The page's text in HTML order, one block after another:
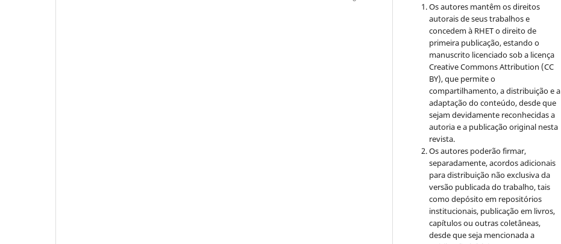
Os autores mantêm os direitos
autorais de seus trabalhos e
concedem à RHET o direito de
primeira publicação, estando o
manuscrito licenciado sob a licença
Creative CommonsAttribution (CC
BY), que permite o
compartilhamento, a distribuição e a
adaptação do conteúdo, desde que
sejam devidamente reconhecidas a
autoria e a publicação original nesta
revista.
Os autores poderão firmar,
separadamente, acordos adicionais
para distribuição não exclusiva da
versão publicada do trabalho, tais
como depósito em repositórios
institucionais, publicação em livros,
capítulos ou outras coletâneas,
desde que seja mencionada a